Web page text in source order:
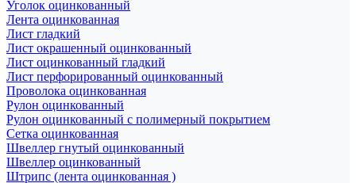
Уголок оцинкованный
Лента оцинкованная
Лист гладкий
Лист окрашенный оцинкованный
Лист оцинкованный гладкий
Лист перфорированный оцинкованный
Проволока оцинкованная
Рулон оцинкованный
Рулон оцинкованный с полимерный покрытием
Сетка оцинкованная
Швеллер гнутый оцинкованный
Швеллер оцинкованный
Штрипс (лента оцинкованная )